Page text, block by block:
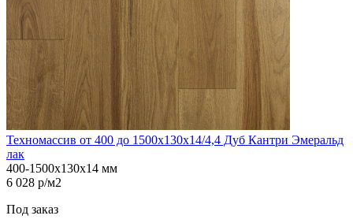
Техномассив от 400 до 1500х130х14/4,4 Дуб Кантри Эмеральд
лак
400-1500х130х14 мм
6 028 р/м2
Под заказ